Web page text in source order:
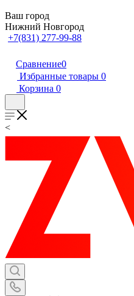
Ваш город
Нижний Новгород
+7(831) 277-99-88
Сравнение0
Избранные товары 0
Корзина 0
<